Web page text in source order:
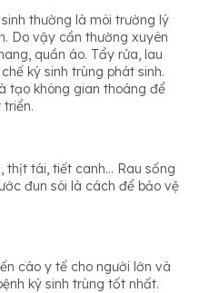
thường là môi trường lý
Do vậy cần thường xuyên
quần áo. Tẩy rửa, lau
ký sinh trùng phát sinh.
tạo không gian thoáng để
thịt tái, tiết canh… Rau sống
đun sôi là cách để bảo vệ
cáo y tế cho người lớn và
ký sinh trùng tốt nhất.